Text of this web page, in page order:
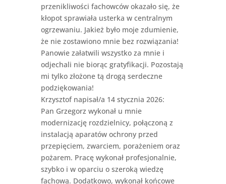
przenikliwości fachowców okazało się, że
kłopot sprawiała usterka w centralnym
ogrzewaniu. Jakież było moje zdumienie,
że nie zostawiono mnie bez rozwiązania!
Panowie załatwili wszystko za mnie i
odjechali nie biorąc gratyfikacji. Pozostają
mi tylko złożone tą drogą serdeczne
podziękowania!
Krzysztof napisał/a 14 stycznia 2026:
Pan Grzegorz wykonał u mnie
modernizację rozdzielnicy, połączoną z
instalacją aparatów ochrony przed
przepięciem, zwarciem, porażeniem oraz
pożarem. Pracę wykonał profesjonalnie,
szybko i w oparciu o szeroką wiedzę
fachową. Dodatkowo, wykonał końcowe